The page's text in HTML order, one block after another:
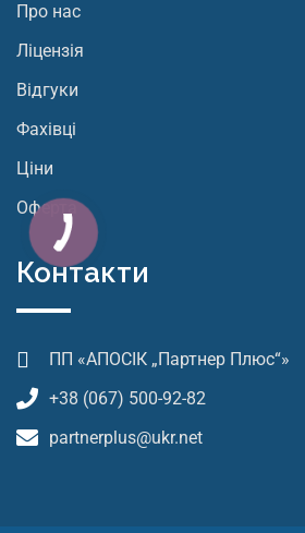
Про нас
Ліцензія
Відгуки
Фахівці
Ціни
Оферта
Контакти
ПП «АПОСІК „Партнер Плюс“»
+38 (067) 500-92-82
partnerplus@ukr.net